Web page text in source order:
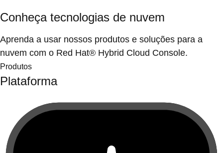
Conheça tecnologias de nuvem
Aprenda a usar nossos produtos e soluções para a
nuvem com o Red Hat® Hybrid Cloud Console.
Produtos
Plataforma